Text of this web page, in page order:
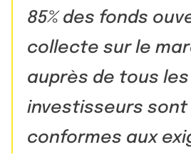
85% des fonds
collecte sur le
auprès de tous les
investisseurs sont
conformes aux